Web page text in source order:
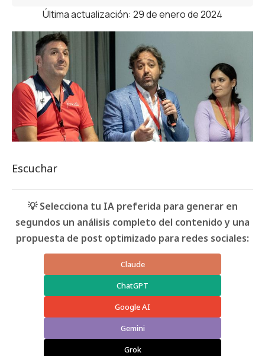
Última actualización: 29 de enero de 2024
Escuchar
💡 Selecciona tu IA preferida para generar en
segundos un análisis completo del contenido y una
propuesta de post optimizado para redes sociales:
Claude
ChatGPT
Google AI
Gemini
Grok